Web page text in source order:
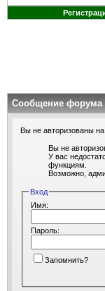
Сообщение форума
Вы не авторизованы
Вы не
У вас
функциям.
Возможно,
Вход
Имя:
Пароль:
Запомнить?